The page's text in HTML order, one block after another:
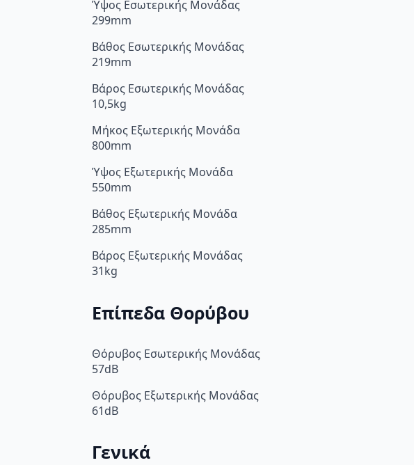
Ύψος Εσωτερικής Μονάδας
299mm
Βάθος Εσωτερικής Μονάδας
219mm
Βάρος Εσωτερικής Μονάδας
10,5kg
Μήκος Εξωτερικής Μονάδα
800mm
Ύψος Εξωτερικής Μονάδα
550mm
Βάθος Εξωτερικής Μονάδα
285mm
Βάρος Εξωτερικής Μονάδας
31kg
Επίπεδα Θορύβου
Θόρυβος Εσωτερικής Μονάδας
57dB
Θόρυβος Εξωτερικής Μονάδας
61dB
Γενικά